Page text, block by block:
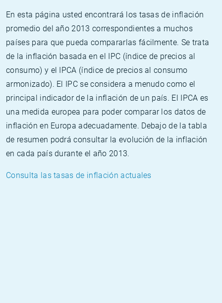
En esta página usted encontrará los tasas de inflación
promedio del año 2013 correspondientes a muchos
países para que pueda compararlas fácilmente. Se trata
de la inflación basada en el IPC (índice de precios al
consumo) y el IPCA (índice de precios al consumo
armonizado). El IPC se considera a menudo como el
principal indicador de la inflación de un país. El IPCA es
una medida europea para poder comparar los datos de
inflación en Europa adecuadamente. Debajo de la tabla
de resumen podrá consultar la evolución de la inflación
en cada país durante el año 2013.
Consulta las tasas de inflación actuales